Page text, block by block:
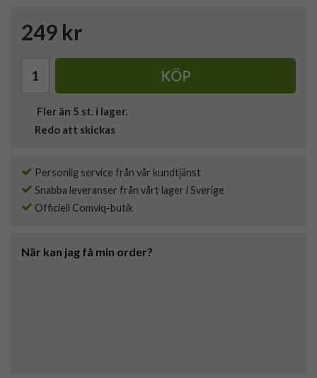
249 kr
KÖP
Fler än 5 st. i lager.
Redo att skickas
Personlig service från vår kundtjänst
Snabba leveranser från vårt lager i Sverige
Officiell Comviq-butik
När kan jag få min order?